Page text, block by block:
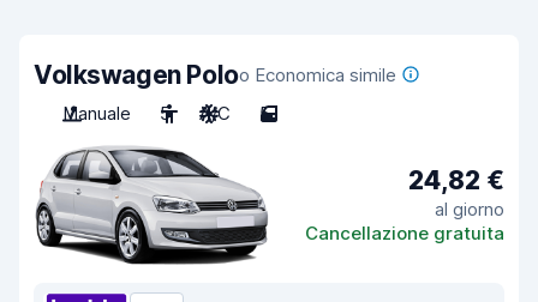
Volkswagen Poloo Economica simile
Manuale
5 A/C 5
24,82 €
al giorno
Cancellazione gratuita